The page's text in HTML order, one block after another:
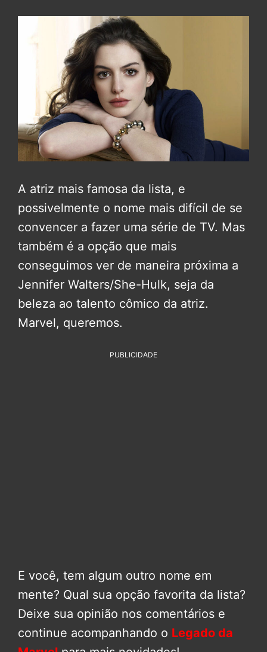
A atriz mais famosa da lista, e
possivelmente o nome mais difícil de se
convencer a fazer uma série de TV. Mas
também é a opção que mais
conseguimos ver de maneira próxima a
Jennifer Walters/She-Hulk, seja da
beleza ao talento cômico da atriz.
Marvel, queremos.
PUBLICIDADE
E você, tem algum outro nome em
mente? Qual sua opção favorita da lista?
Deixe sua opinião nos comentários e
continue acompanhando o Legado da